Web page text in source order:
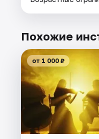
Похожие
от 1 000 ₽